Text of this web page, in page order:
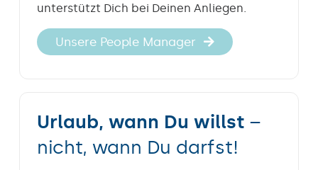
unterstützt Dich bei Deinen Anliegen.
Unsere People Manager
Urlaub, wann Du willst –
nicht, wann Du darfst!